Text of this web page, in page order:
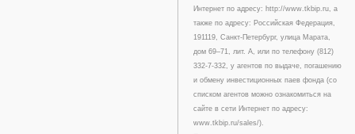
Интернет по адресу: http://www.tkbip.ru, а
также по адресу: Российская Федерация,
191119, Санкт-Петербург, улица Марата,
дом 69–71, лит. А, или по телефону (812)
332-7-332, у агентов по выдаче, погашению
и обмену инвестиционных паев фонда (со
списком агентов можно ознакомиться на
сайте в сети Интернет по адресу:
www.tkbip.ru/sales/).